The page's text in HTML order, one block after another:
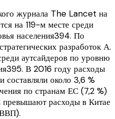
журнала The Lancet на
на 119-м месте среди
населения394. По
разработок А.
аутсайдеров по уровню
В 2016 году расходы
составляли около 3,6 %
по странам ЕС (7,2 %)
расходы в Китае